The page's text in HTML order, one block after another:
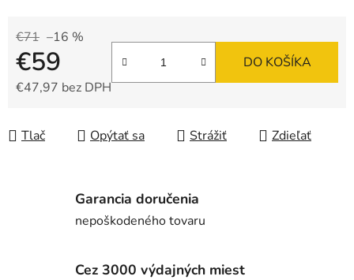
€71 –16 %
€59
€47,97 bez DPH
DO KOŠÍKA
Tlač Opýtať sa Strážiť Zdieľať
Garancia doručenia
nepoškodeného tovaru
Cez 3000 výdajných miest